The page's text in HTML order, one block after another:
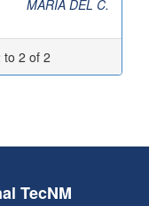
MARIA DEL C.
to 2 of 2
TecNM